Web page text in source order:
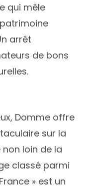
qui mêle
arrêt
de bons
Domme offre
sur la
non loin de la
classé parmi
» est un